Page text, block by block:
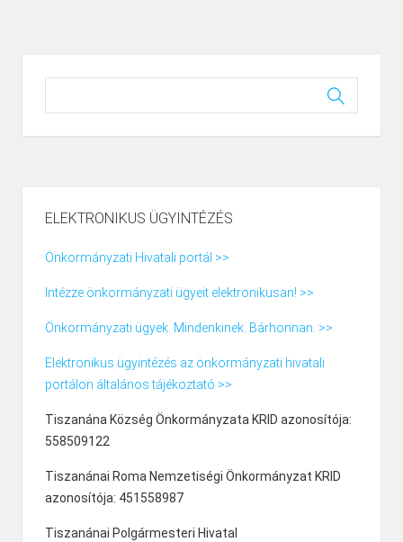
ELEKTRONIKUS ÜGYINTÉZÉS
Önkormányzati Hivatali portál >>
Intézze önkormányzati ügyeit elektronikusan! >>
Önkormányzati ügyek. Mindenkinek. Bárhonnan. >>
Elektronikus ügyintézés az önkormányzati hivatali
portálon általános tájékoztató >>
Tiszanána Község Önkormányzata KRID azonosítója:
558509122
Tiszanánai Roma Nemzetiségi Önkormányzat KRID
azonosítója: 451558987
Tiszanánai Polgármesteri Hivatal